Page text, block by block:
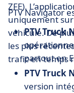
ZFE).
uniquement
véhicule. De
les plus
trafic en temps
PTV Navigator
PTV Truck
partout en
PTV Truck
version